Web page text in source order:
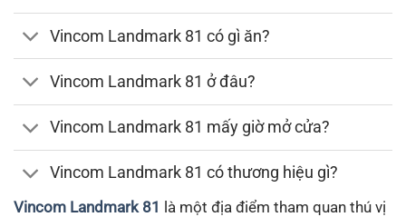
Vincom Landmark 81 có gì ăn?
Vincom Landmark 81 ở đâu?
Vincom Landmark 81 mấy giờ mở cửa?
Vincom Landmark 81 có thương hiệu gì?
Vincom Landmark 81 là một địa điểm tham quan thú vị